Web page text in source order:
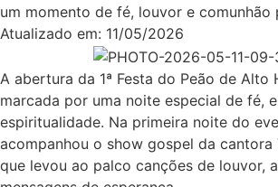
um momento de fé, louvor e comunhão
Atualizado em: 11/05/2026
A abertura da 1ª Festa do Peão de Alto
marcada por uma noite especial de fé,
espiritualidade. Na primeira noite do
acompanhou o show gospel da cantora
que levou ao palco canções de louvor,